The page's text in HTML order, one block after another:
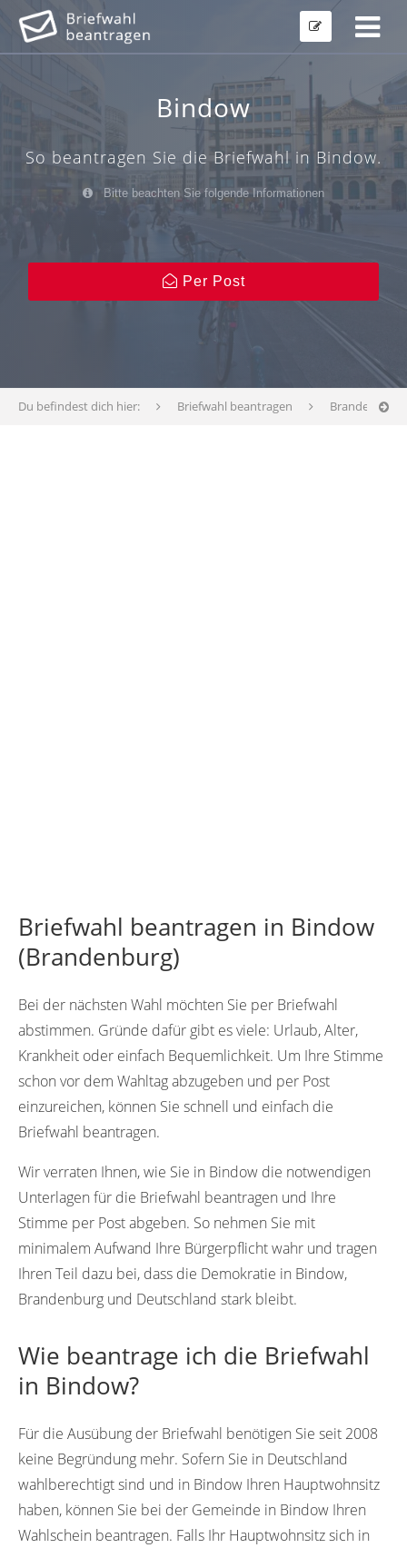
Bindow
So beantragen Sie die Briefwahl in Bindow.
Bitte beachten Sie folgende Informationen
Per Post
Du befindest dich hier: Briefwahl beantragen Brandenburg
Briefwahl beantragen in Bindow
(Brandenburg)
Bei der nächsten Wahl möchten Sie per Briefwahl
abstimmen. Gründe dafür gibt es viele: Urlaub, Alter,
Krankheit oder einfach Bequemlichkeit. Um Ihre Stimme
schon vor dem Wahltag abzugeben und per Post
einzureichen, können Sie schnell und einfach die
Briefwahl beantragen.
Wir verraten Ihnen, wie Sie in Bindow die notwendigen
Unterlagen für die Briefwahl beantragen und Ihre
Stimme per Post abgeben. So nehmen Sie mit
minimalem Aufwand Ihre Bürgerpflicht wahr und tragen
Ihren Teil dazu bei, dass die Demokratie in Bindow,
Brandenburg und Deutschland stark bleibt.
Wie beantrage ich die Briefwahl
in Bindow?
Für die Ausübung der Briefwahl benötigen Sie seit 2008
keine Begründung mehr. Sofern Sie in Deutschland
wahlberechtigt sind und in Bindow Ihren Hauptwohnsitz
haben, können Sie bei der Gemeinde in Bindow Ihren
Wahlschein beantragen. Falls Ihr Hauptwohnsitz sich in